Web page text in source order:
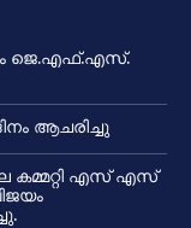
ജെ.എഫ്.എസ്.
ആചരിച്ചു
കമ്മറ്റി എസ് എസ്